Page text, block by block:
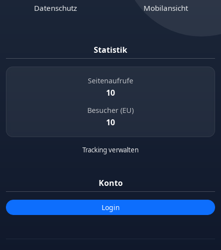
Datenschutz
Mobilansicht
Statistik
Seitenaufrufe
10
Besucher (EU)
10
Tracking verwalten
Konto
Login